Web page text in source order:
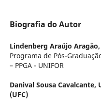
Biografia do Autor
Lindenberg Araújo Aragão,
Programa de Pós-
– PPGA - UNIFOR
Danival Sousa Cavalcante,
(UFC)